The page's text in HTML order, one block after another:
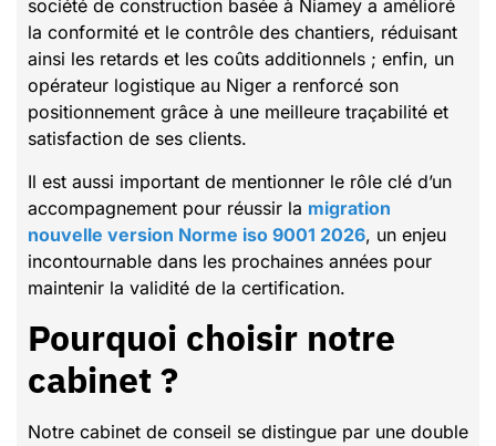
société de construction basée à Niamey a amélioré
la conformité et le contrôle des chantiers, réduisant
ainsi les retards et les coûts additionnels ; enfin, un
opérateur logistique au Niger a renforcé son
positionnement grâce à une meilleure traçabilité et
satisfaction de ses clients.
Il est aussi important de mentionner le rôle clé d’un
accompagnement pour réussir la migration
nouvelle version Norme iso 9001 2026, un enjeu
incontournable dans les prochaines années pour
maintenir la validité de la certification.
Pourquoi choisir notre
cabinet ?
Notre cabinet de conseil se distingue par une double